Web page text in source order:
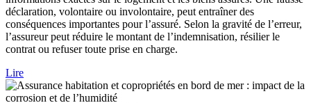
déclaration, volontaire ou involontaire, peut entraîner des
conséquences importantes pour l’assuré. Selon la gravité de l’erreur,
l’assureur peut réduire le montant de l’indemnisation, résilier le
contrat ou refuser toute prise en charge.
Lire